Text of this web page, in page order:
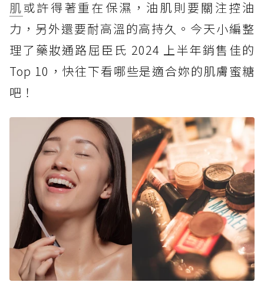
肌或許得著重在保濕，油肌則要關注控油
力，另外還要耐高溫的高持久。今天小編整
理了藥妝通路屈臣氏 2024 上半年銷售佳的
Top 10，快往下看哪些是適合妳的肌膚蜜糖
吧！